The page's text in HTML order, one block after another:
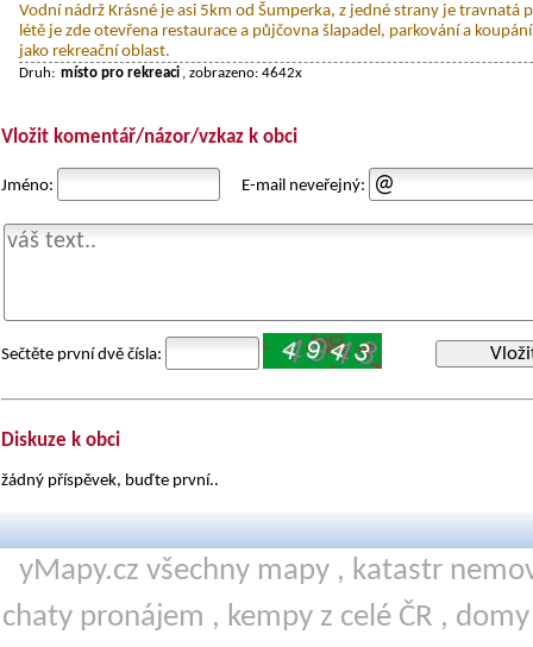
Vodní nádrž Krásné je asi 5km od Šumperka, z jedné strany je travnatá
létě je zde otevřena restaurace a půjčovna šlapadel, parkování a
jako rekreační oblast.
Druh: místo pro rekreaci , zobrazeno: 4642x
Vložit komentář/názor/vzkaz k obci
Jméno: E-mail neveřejný:
Sečtěte první dvě čísla:
Diskuze k obci
žádný příspěvek, buďte první..
yMapy.cz všechny mapy , katastr
chaty pronájem , kempy z celé ČR ,